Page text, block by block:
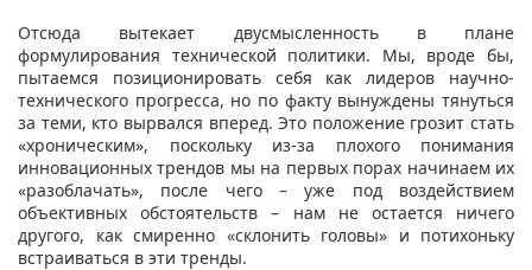
Отсюда вытекает двусмысленность в плане
формулирования технической политики. Мы, вроде бы,
пытаемся позиционировать себя как лидеров научно-
технического прогресса, но по факту вынуждены тянуться
за теми, кто вырвался вперед. Это положение грозит стать
«хроническим», поскольку из-за плохого понимания
инновационных трендов мы на первых порах начинаем их
«разоблачать», после чего – уже под воздействием
объективных обстоятельств – нам не остается ничего
другого, как смиренно «склонить головы» и потихоньку
встраиваться в эти тренды.